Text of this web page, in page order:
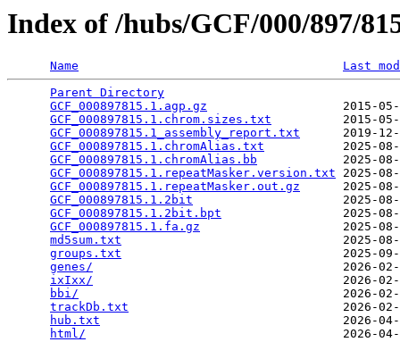
Index of /hubs/GCF/000/897/
Name
Last
Parent Directory
GCF_000897815.1.agp.gz
2015-
GCF_000897815.1.chrom.sizes.txt
2015-
GCF_000897815.1_assembly_report.txt
2019-
GCF_000897815.1.chromAlias.txt
2025-
GCF_000897815.1.chromAlias.bb
2025-
GCF_000897815.1.repeatMasker.version.txt 2025-
GCF_000897815.1.repeatMasker.out.gz
2025-
GCF_000897815.1.2bit
2025-
GCF_000897815.1.2bit.bpt
2025-
GCF_000897815.1.fa.gz
2025-
md5sum.txt
2025-
groups.txt
2025-
genes/
2026-
ixIxx/
2026-
bbi/
2026-
trackDb.txt
2026-
hub.txt
2026-
html/